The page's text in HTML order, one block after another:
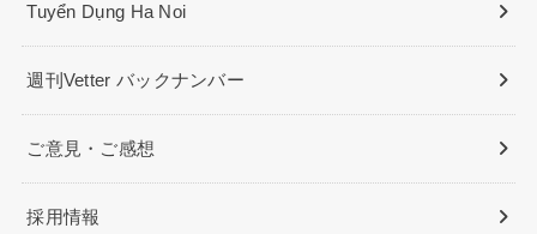
Tuyển Dụng Ha Noi
週刊Vetter バックナンバー
ご意見・ご感想
採用情報